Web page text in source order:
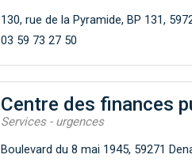
130, rue de la Pyramide, BP 131,
03 59 73 27 50
Centre des finances
Services - urgences
Boulevard du 8 mai 1945, 59271